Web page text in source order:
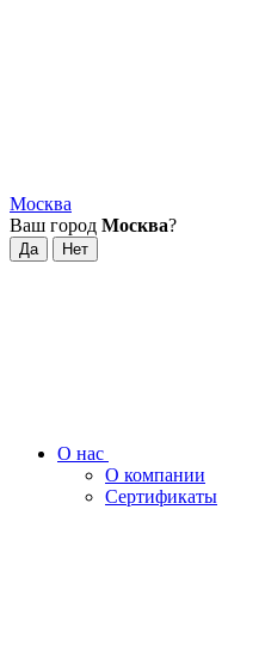
Москва
Ваш город Москва?
О нас
О компании
Сертификаты